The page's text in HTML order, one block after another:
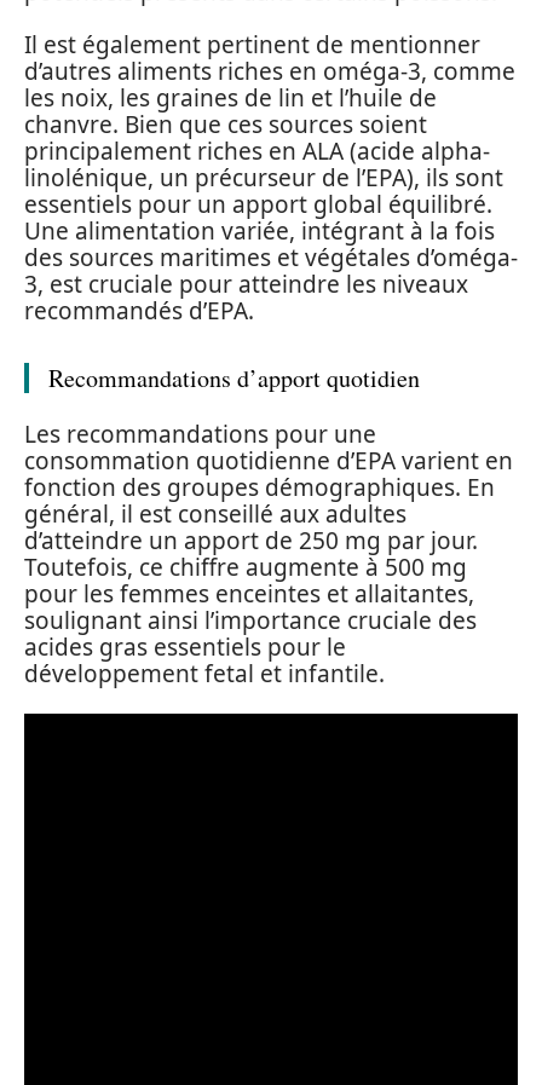
Il est également pertinent de mentionner
d’autres aliments riches en oméga-3, comme
les noix, les graines de lin et l’huile de
chanvre. Bien que ces sources soient
principalement riches en ALA (acide alpha-
linolénique, un précurseur de l’EPA), ils sont
essentiels pour un apport global équilibré.
Une alimentation variée, intégrant à la fois
des sources maritimes et végétales d’oméga-
3, est cruciale pour atteindre les niveaux
recommandés d’EPA.
Recommandations d’apport quotidien
Les recommandations pour une
consommation quotidienne d’EPA varient en
fonction des groupes démographiques. En
général, il est conseillé aux adultes
d’atteindre un apport de 250 mg par jour.
Toutefois, ce chiffre augmente à 500 mg
pour les femmes enceintes et allaitantes,
soulignant ainsi l’importance cruciale des
acides gras essentiels pour le
développement fetal et infantile.